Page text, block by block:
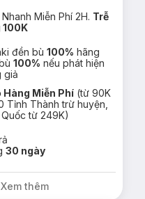
Miễn Phí 2H. Trễ
100K
đền bù100% hãng
100% nếu phát hiện
giả
Hàng Miễn Phí (từ 90K
Tỉnh Thành trừ huyện,
từ 249K)
30 ngày
Xem thêm